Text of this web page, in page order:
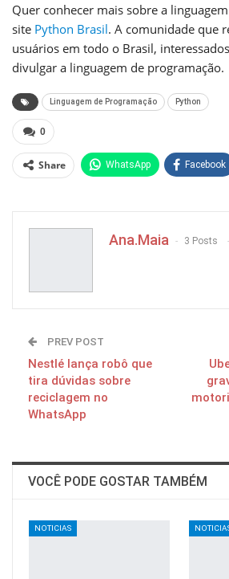
Quer conhecer mais sobre a
site Python Brasil. A comunidade que
usuários em todo o Brasil,
divulgar a linguagem de programação.
Linguagem de Programação Python
0
Share WhatsApp Facebook
Ana.Maia 3 Posts
PREV POST
Nestlé lança robô que
tira dúvidas sobre
reciclagem no
WhatsApp
VOCÊ PODE GOSTAR TAMBÉM
NOTICIAS